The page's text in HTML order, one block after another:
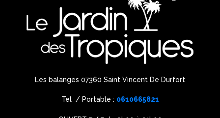
Les balanges 07360 Saint Vincent De Durfort
Tel / Portable : 0610665821